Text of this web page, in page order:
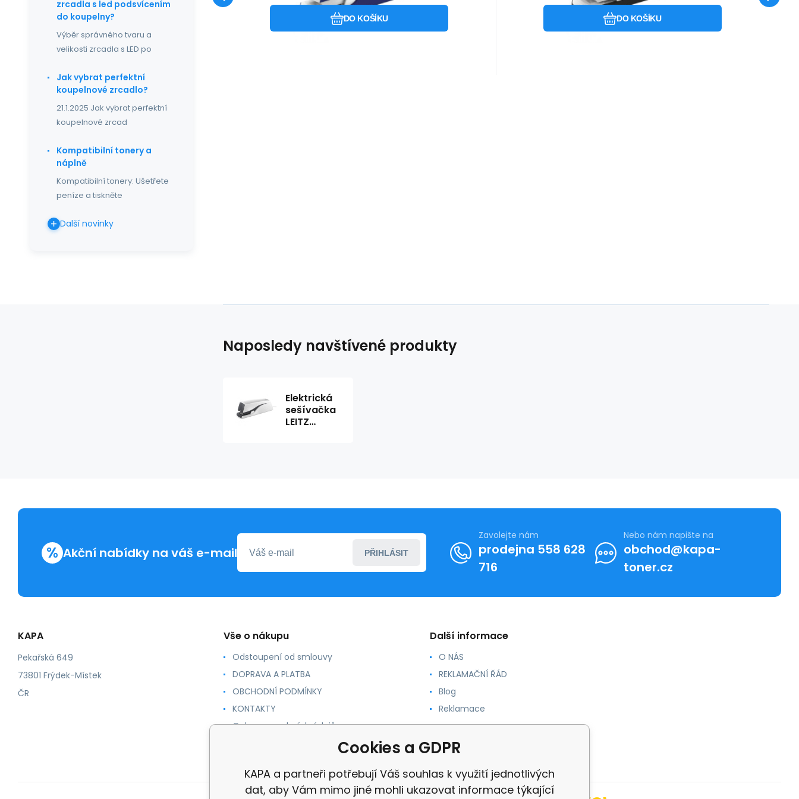
DO KOŠÍKU
barva
DO KOŠÍKU
barva
zrcadla s led podsvícením
do koupelny?
Výběr správného tvaru a
velikosti zrcadla s LED po
Jak vybrat perfektní
koupelnové zrcadlo?
21.1.2025 Jak vybrat perfektní
koupelnové zrcad
Kompatibilní tonery a
náplně
Kompatibilní tonery: Ušetřete
peníze a tiskněte
Další novinky
Naposledy navštívené produkty
Elektrická
sešívačka
LEITZ
% Akční nabídky na váš e-mail PŘIHLÁSIT
Zavolejte nám
prodejna 558 628
716
Nebo nám napište na
obchod@kapa-
toner.cz
KAPA
Pekařská 649
73801 Frýdek-Místek
ČR
Vše o nákupu
Odstoupení od smlouvy
DOPRAVA A PLATBA
OBCHODNÍ PODMÍNKY
KONTAKTY
Ochrana osobních údajů
Další informace
O NÁS
REKLAMAČNÍ ŘÁD
Blog
Reklamace
Cookies a GDPR
KAPA a partneři potřebují Váš souhlas k využití jednotlivých
dat, aby Vám mimo jiné mohli ukazovat informace týkající